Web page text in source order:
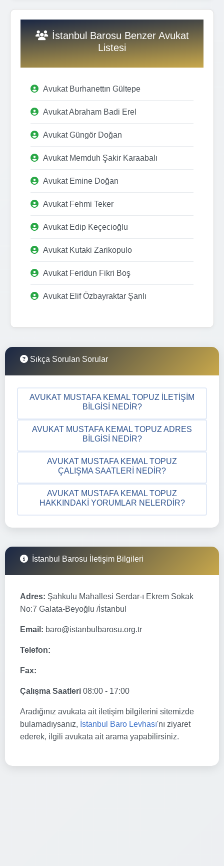
İstanbul Barosu Benzer Avukat
Listesi
Avukat Burhanettın Gültepe
Avukat Abraham Badi Erel
Avukat Güngör Doğan
Avukat Memduh Şakir Karaabalı
Avukat Emine Doğan
Avukat Fehmi Teker
Avukat Edip Keçecioğlu
Avukat Kutaki Zarikopulo
Avukat Feridun Fikri Boş
Avukat Elif Özbayraktar Şanlı
Sıkça Sorulan Sorular
AVUKAT MUSTAFA KEMAL TOPUZ İLETIŞIM
BILGISI NEDIR?
AVUKAT MUSTAFA KEMAL TOPUZ ADRES
BILGISI NEDIR?
AVUKAT MUSTAFA KEMAL TOPUZ
ÇALIŞMA SAATLERI NEDIR?
AVUKAT MUSTAFA KEMAL TOPUZ
HAKKINDAKI YORUMLAR NELERDIR?
İstanbul Barosu İletişim Bilgileri
Adres: Şahkulu Mahallesi Serdar-ı Ekrem Sokak
No:7 Galata-Beyoğlu /İstanbul
Email: baro@istanbulbarosu.org.tr
Telefon:
Fax:
Çalışma Saatleri 08:00 - 17:00
Aradığınız avukata ait iletişim bilgilerini sitemizde
bulamadıysanız, İstanbul Baro Levhası'nı ziyaret
ederek, ilgili avukata ait arama yapabilirsiniz.